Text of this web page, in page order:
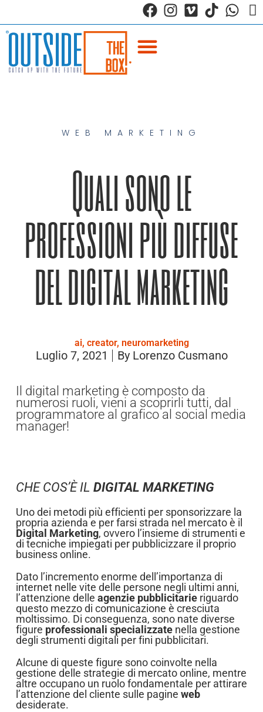
WEB MARKETING
Quali sono le
professioni più diffuse
del digital marketing
ai, creator, neuromarketing
Luglio 7, 2021 ByLorenzo Cusmano
Il digital marketing è composto da
numerosi ruoli, vieni a scoprirli tutti, dal
programmatore al grafico al social media
manager!
CHE COS’È IL DIGITAL MARKETING
Uno dei metodi più efficienti per sponsorizzare la
propria azienda e per farsi strada nel mercato è il
Digital Marketing, ovvero l’insieme di strumenti e
di tecniche impiegati per pubblicizzare il proprio
business online.
Dato l’incremento enorme dell’importanza di
internet nelle vite delle persone negli ultimi anni,
l’attenzione delle agenzie pubblicitarie riguardo
questo mezzo di comunicazione è cresciuta
moltissimo. Di conseguenza, sono nate diverse
figure professionali specializzate nella gestione
degli strumenti digitali per fini pubblicitari.
Alcune di queste figure sono coinvolte nella
gestione delle strategie di mercato online, mentre
altre occupano un ruolo fondamentale per attirare
l’attenzione del cliente sulle pagine web
desiderate.